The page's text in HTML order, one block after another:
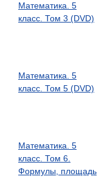
Математика. 5
класс. Том 3 (DVD)
Математика. 5
класс. Том 5 (DVD)
Математика. 5
класс. Том 6.
Формулы, площадь